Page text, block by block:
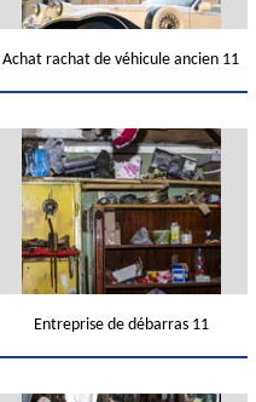
Achat rachat de véhicule ancien 11
Entreprise de débarras 11